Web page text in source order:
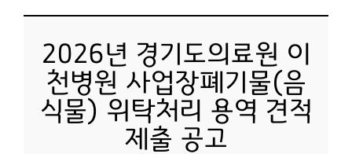
2026년 경기도의료원 이
천병원 사업장폐기물(음
식물) 위탁처리 용역 견적
제출 공고